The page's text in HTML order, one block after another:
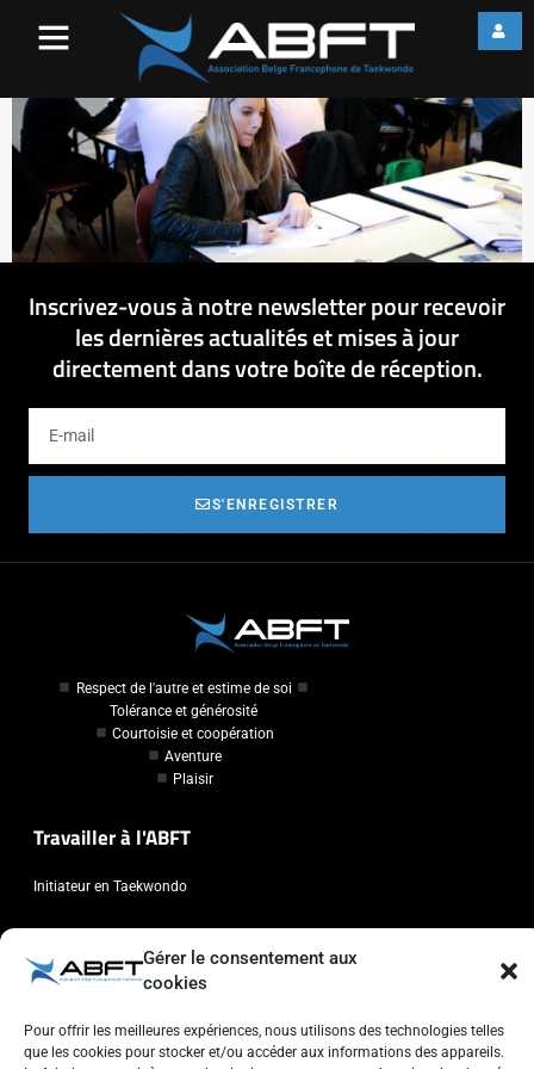
Gérer le consentement aux
cookies
Pour offrir les meilleures expériences, nous utilisons des technologies telles
que les cookies pour stocker et/ou accéder aux informations des appareils.
Inscrivez-vous à notre newsletter pour recevoir
les dernières actualités et mises à jour
directement dans votre boîte de réception.
S'ENREGISTRER
Respect de l'autre et estime de soi
Tolérance et générosité
Courtoisie et coopération
Aventure
Plaisir
Travailler à l'ABFT
Initiateur en Taekwondo
Association Belge Francophone de Taekwondo
Chaussée de Wavre, 2057 - 1160 Auderghem
info@abft.be